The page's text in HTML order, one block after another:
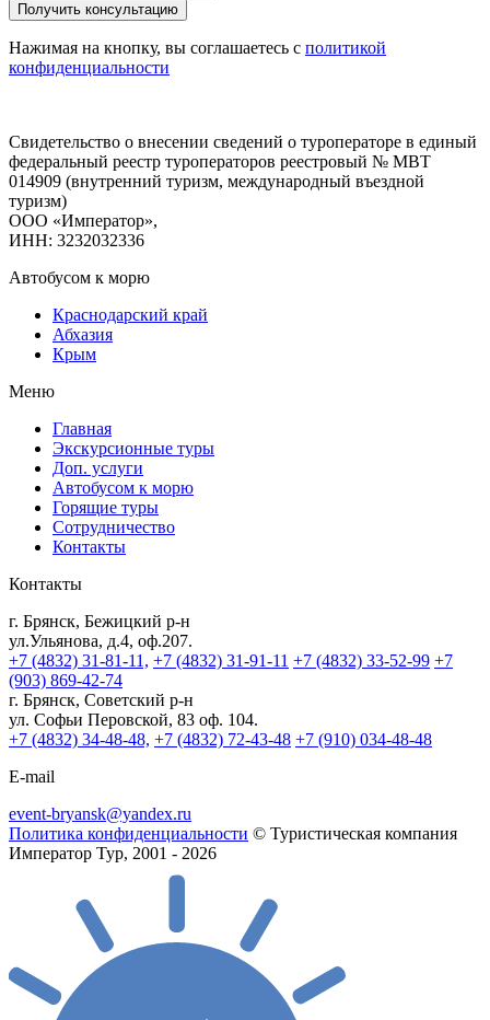
Нажимая на кнопку, вы соглашаетесь с политикой
конфиденциальности
Свидетельство о внесении сведений о туроператоре в единый
федеральный реестр туроператоров реестровый № МВТ
014909 (внутренний туризм, международный въездной
туризм)
ООО «Император»,
ИНН: 3232032336
Автобусом к морю
Краснодарский край
Абхазия
Крым
Меню
Главная
Экскурсионные туры
Доп. услуги
Автобусом к морю
Горящие туры
Сотрудничество
Контакты
Контакты
г. Брянск, Бежицкий р-н
ул.Ульянова, д.4, оф.207.
+7 (4832) 31-81-11, +7 (4832) 31-91-11 +7 (4832) 33-52-99 +7
(903) 869-42-74
г. Брянск, Советский р-н
ул. Софьи Перовской, 83 оф. 104.
+7 (4832) 34-48-48, +7 (4832) 72-43-48 +7 (910) 034-48-48
E-mail
event-bryansk@yandex.ru
Политика конфиденциальности © Туристическая компания
Император Тур, 2001 - 2026